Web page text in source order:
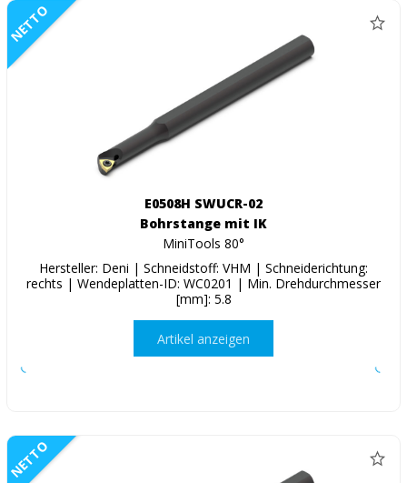
NETTO
E0508H SWUCR-02
Bohrstange mit IK
MiniTools 80°
Hersteller: Deni | Schneidstoff: VHM | Schneiderichtung:
rechts | Wendeplatten-ID: WC0201 | Min. Drehdurchmesser
[mm]: 5.8
Artikel anzeigen
NETTO